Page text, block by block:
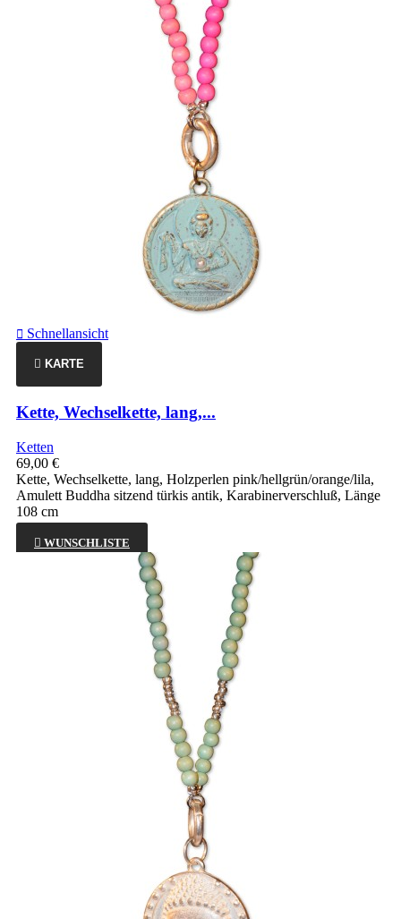
Schnellansicht
 KARTE
Kette, Wechselkette, lang,...
Ketten
69,00 €
Kette, Wechselkette, lang, Holzperlen pink/hellgrün/orange/lila,
Amulett Buddha sitzend türkis antik, Karabinerverschluß, Länge
108 cm
 WUNSCHLISTE